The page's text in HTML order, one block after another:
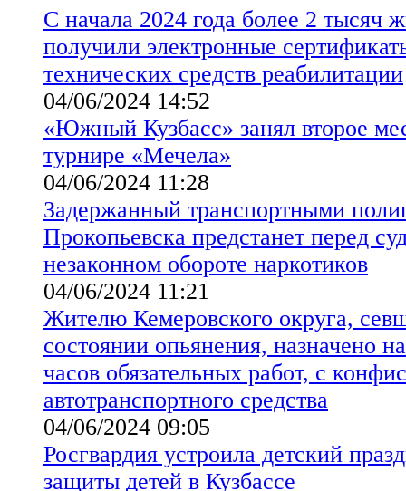
С начала 2024 года более 2 тысяч
получили электронные
технических средств реабилитации
04/06/2024 14:52
«Южный Кузбасс» занял второе
турнире «Мечела»
04/06/2024 11:28
Задержанный транспортными
Прокопьевска предстанет перед
незаконном обороте наркотиков
04/06/2024 11:21
Жителю Кемеровского округа,
состоянии опьянения, назначено
часов обязательных работ, с
автотранспортного средства
04/06/2024 09:05
Росгвардия устроила детский
защиты детей в Кузбассе